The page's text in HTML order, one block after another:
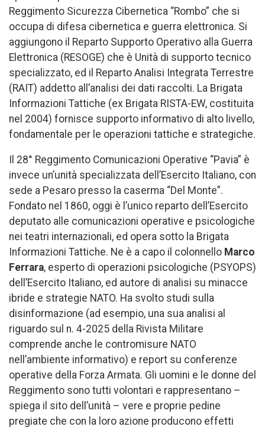
Reggimento Sicurezza Cibernetica “Rombo” che si
occupa di difesa cibernetica e guerra elettronica. Si
aggiungono il Reparto Supporto Operativo alla Guerra
Elettronica (RESOGE) che è Unità di supporto tecnico
specializzato, ed il Reparto Analisi Integrata Terrestre
(RAIT) addetto all’analisi dei dati raccolti. La Brigata
Informazioni Tattiche (ex Brigata RISTA-EW, costituita
nel 2004) fornisce supporto informativo di alto livello,
fondamentale per le operazioni tattiche e strategiche.
Il 28° Reggimento Comunicazioni Operative “Pavia” è
invece un’unità specializzata dell’Esercito Italiano, con
sede a Pesaro presso la caserma “Del Monte”.
Fondato nel 1860, oggi è l’unico reparto dell’Esercito
deputato alle comunicazioni operative e psicologiche
nei teatri internazionali, ed opera sotto la Brigata
Informazioni Tattiche. Ne è a capo il colonnello Marco
Ferrara, esperto di operazioni psicologiche (PSYOPS)
dell’Esercito Italiano, ed autore di analisi su minacce
ibride e strategie NATO. Ha svolto studi sulla
disinformazione (ad esempio, una sua analisi al
riguardo sul n. 4-2025 della Rivista Militare
comprende anche le contromisure NATO
nell’ambiente informativo) e report su conferenze
operative della Forza Armata. Gli uomini e le donne del
Reggimento sono tutti volontari e rappresentano –
spiega il sito dell’unità – vere e proprie pedine
pregiate che con la loro azione producono effetti